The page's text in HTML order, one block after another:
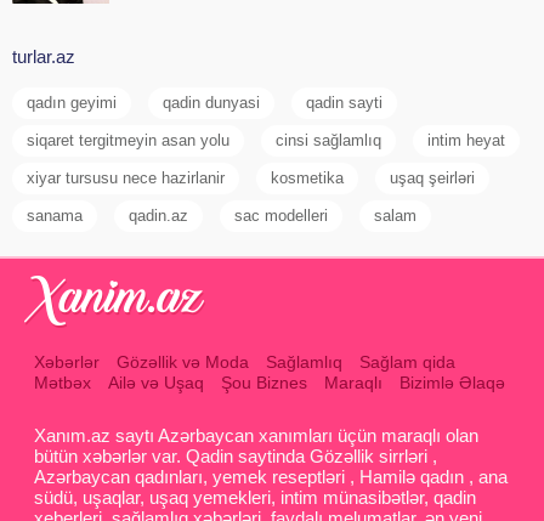
turlar.az
qadın geyimi qadin dunyasi qadin sayti
siqaret tergitmeyin asan yolu cinsi sağlamlıq intim heyat
xiyar tursusu nece hazirlanir kosmetika uşaq şeirləri
sanama qadin.az sac modelleri salam
Xəbərlər Gözəllik və Moda Sağlamlıq
Sağlam qida
Mətbəx
Ailə və Uşaq Şou Biznes Maraqlı Bizimlə Əlaqə
Xanım.az saytı Azərbaycan xanımları üçün maraqlı olan
bütün xəbərlər var. Qadin saytinda Gözəllik sirrləri ,
Azərbaycan qadınları, yemek reseptləri , Hamilə qadın , ana
südü, uşaqlar, uşaq yemekleri, intim münasibətlər, qadin